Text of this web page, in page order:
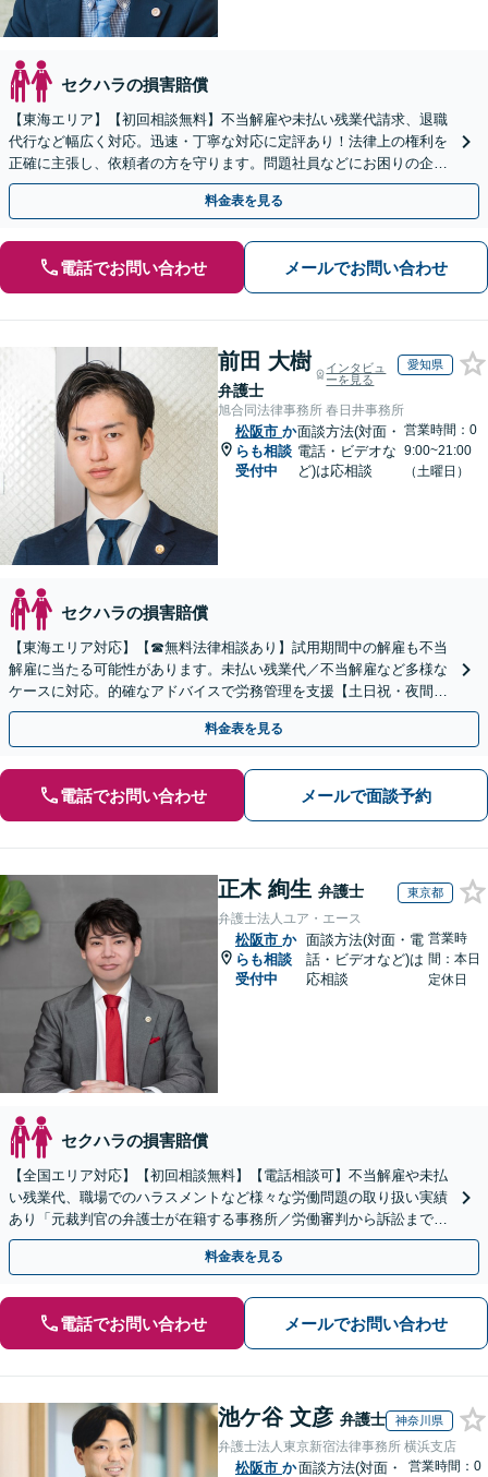
セクハラの損害賠償
【東海エリア】【初回相談無料】不当解雇や未払い残業代請求、退職
代行など幅広く対応。迅速・丁寧な対応に定評あり！法律上の権利を
正確に主張し、依頼者の方を守ります。問題社員などにお困りの企業
さまもぜひご相談ください【電話相談可】【法テラス可】
料金表を見る
電話でお問い合わせ メールでお問い合わせ
前田 大樹
弁護士
インタビュ
ーを見る
愛知県
旭合同法律事務所 春日井事務所
松阪市 か
らも相談
受付中
面談方法(対面・
電話・ビデオな
ど)は応相談
営業時間：0
9:00~21:00
（土曜日）
セクハラの損害賠償
【東海エリア対応】【☎︎無料法律相談あり】試用期間中の解雇も不当
解雇に当たる可能性があります。未払い残業代／不当解雇など多様な
ケースに対応。的確なアドバイスで労務管理を支援【土日祝・夜間対
応】【オンライン面談可】【完全個室】
料金表を見る
電話でお問い合わせ メールで面談予約
正木 絢生 弁護士 東京都
弁護士法人ユア・エース
松阪市 か
らも相談
受付中
面談方法(対面・電
話・ビデオなど)は
応相談
営業時
間：本日
定休日
セクハラの損害賠償
【全国エリア対応】【初回相談無料】【電話相談可】不当解雇や未払
い残業代、職場でのハラスメントなど様々な労働問題の取り扱い実績
あり「元裁判官の弁護士が在籍する事務所／労働審判から訴訟まで、
裁判官経験を活かした最適な戦略を立案」
料金表を見る
電話でお問い合わせ メールでお問い合わせ
池ケ谷 文彦 弁護士 神奈川県
弁護士法人東京新宿法律事務所 横浜支店
松阪市 か面談方法(対面・
営業時間：0